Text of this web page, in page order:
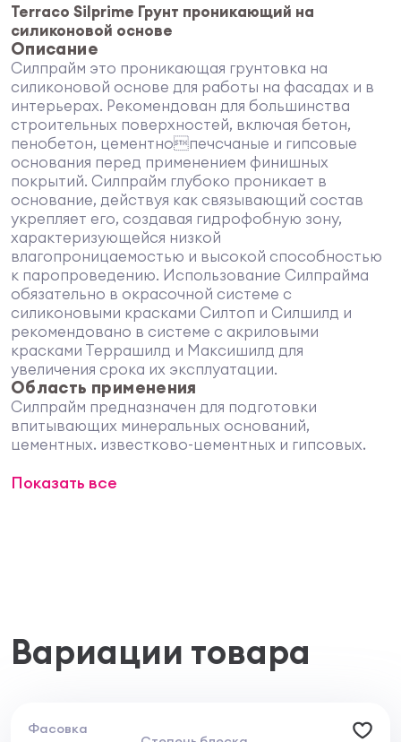
Terraco Silprime Грунт проникающий на
силиконовой основе
Описание
Силпрайм это проникающая грунтовка на
силиконовой основе для работы на фасадах и в
интерьерах. Рекомендован для большинства
строительных поверхностей, включая бетон,
пенобетон, цементнопечсчаные и гипсовые
основания перед применением финишных
покрытий. Силпрайм глубоко проникает в
основание, действуя как связывающий состав
укрепляет его, создавая гидрофобную зону,
характеризующейся низкой
влагопроницаемостью и высокой способностью
к паропроведению. Использование Силпрайма
обязательно в окрасочной системе с
силиконовыми красками Силтоп и Силшилд и
рекомендовано в системе с акриловыми
красками Террашилд и Максишилд для
увеличения срока их эксплуатации.
Область применения
Силпрайм предназначен для подготовки
впитывающих минеральных оснований,
цементных, известково-цементных и гипсовых,
красок и декоративных покрытий на
• стены из легкого и ячеистого бетона, пено - и
газобетона
Показать все
Вариации товара
Фасовка